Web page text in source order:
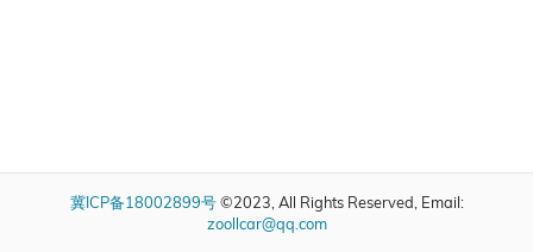
冀ICP备18002899号©2023, All Rights Reserved, Email:
zoollcar@qq.com